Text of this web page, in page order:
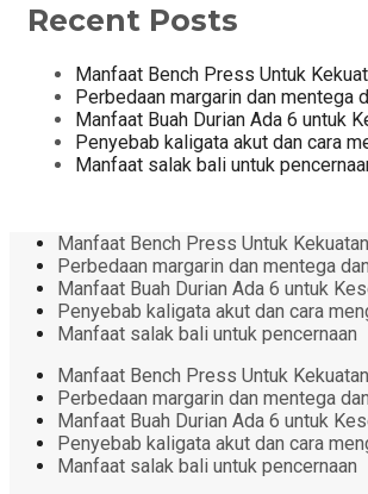
Recent Posts
Manfaat Bench Press Untuk
Perbedaan margarin dan mentega
Manfaat Buah Durian Ada 6 untuk
Penyebab kaligata akut dan cara
Manfaat salak bali untuk
Manfaat Bench Press Untuk
Perbedaan margarin dan mentega
Manfaat Buah Durian Ada 6 untuk
Penyebab kaligata akut dan cara
Manfaat salak bali untuk pencernaan
Manfaat Bench Press Untuk
Perbedaan margarin dan mentega
Manfaat Buah Durian Ada 6 untuk
Penyebab kaligata akut dan cara
Manfaat salak bali untuk pencernaan